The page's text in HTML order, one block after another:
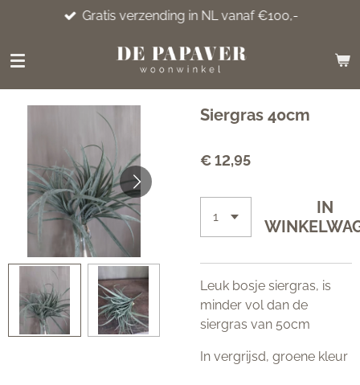
naar
hoofdinhoud
Gratis verzending in NL vanaf €100,-
Siergras 40cm
€ 12,95
IN
Leuk bosje siergras, is
minder vol dan de
siergras van 50cm
In vergrijsd, groene kleur